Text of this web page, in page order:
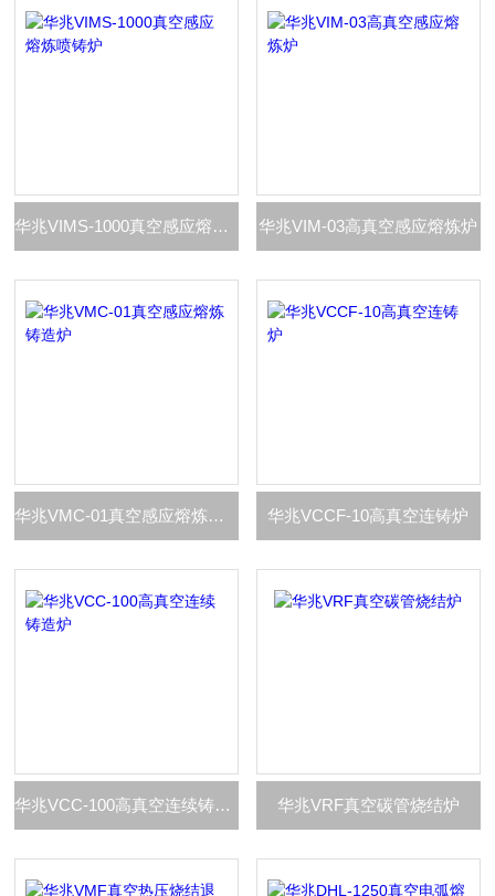
华兆VIMS-1000真空感应熔炼喷铸炉 华兆VIM-03高真空感应熔炼炉
华兆VMC-01真空感应熔炼铸造炉 华兆VCCF-10高真空连铸炉
华兆VCC-100高真空连续铸造炉 华兆VRF真空碳管烧结炉